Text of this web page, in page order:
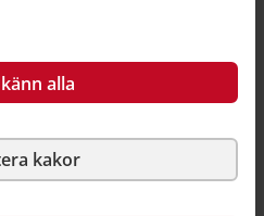
alla
kakor
byta spröjsade fönster
nr P 169‑15)
flerbostadshus byta
en bygglovspliktig åtgärd.
och MÖD nr 2019‑11‑28